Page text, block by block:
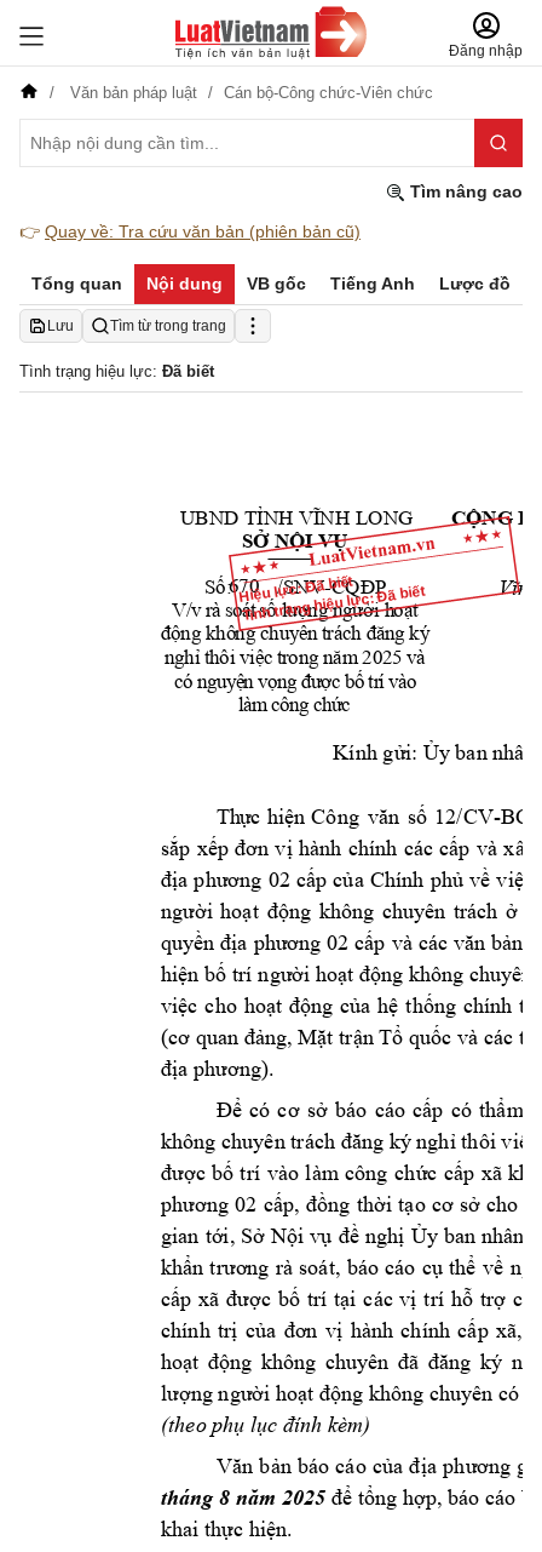
Đăng nhập
Văn bản pháp luật Cán bộ-Công chức-Viên chức
Tìm nâng cao
👉 Quay về: Tra cứu văn bản (phiên bản cũ)
Tổng quan Nội dung VB gốc Tiếng Anh Lược đồ
Lưu Tìm từ trong trang
Tình trạng hiệu lực: Đã biết
Hiệu lực: Đã biết
Tình trạng hiệu lực: Đã biết
UBND TỈNH VĨNH LONG
SỞ NỘI VỤ
Số:         /SNV-CQĐP
V/v ràsoátsố lượng người hoạt
động không chuyên trách đăng ký
nghỉ thôi việc trong năm 2025 và
có nguyện vọng được bốtrí vào
làm công chức
CỘNG
Kính gửi: Ủy ban nhân
Thực hiện Công văn số 12/CV-
sắp xếp đơn vị hành chính các cấp và xây
địa phương 02 cấp của Chính phủ về việc
người hoạt động không chuyên trách ở
quyền địa phương 02 cấp và các văn bản
hiện bố trí người hoạt động không chuyên
việc cho hoạt động của hệ thống chính t
(cơ quan đảng, Mặt trận Tổ quốc và các
địa phương).
Để có cơ sở báo cáo cấp có thẩm
không chuyên trách đăng ký nghỉ thôi
được bố trí vào làm công chức cấp xã khi
phương 02 cấp, đồng thời tạo cơ sở cho
gian tới, Sở Nội vụ đề nghị Ủy ban nhân
khẩn trương rà soát, báo cáo cụ thể về
cấp xã được bố trí tại các vị trí hỗ trợ
chính trị của đơn vị hành chính cấp xã,
hoạt động không chuyên đã đăng ký
lượng người hoạt động không chuyên có
(theo phụ lục đính kèm)
Văn bản báo cáo của địa phương
tháng 8 năm 2025 để tổng hợp, báo cáo
khai thực hiện.
670